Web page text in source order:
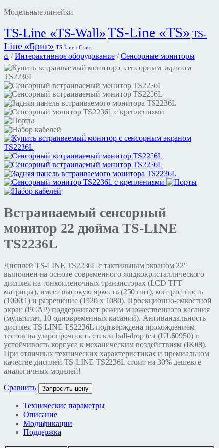
Модельные линейки
TS-Line «TS-Wall»TS-Line «TS» TS-
Line «Бриг» TS-Line «Скат»
⌂ /Интерактивное оборудование /Сенсорные мониторы
Встраиваемый сенсорный
монитор 22 дюйма TS-LINE
TS2236L
Дисплей TS-LINE TS2236L с тактильным экраном 22″
выполнен на основе современного жидкокристаллического
дисплея на тонкопленочных транзисторах (LCD TFT
матрицы), имеет высокую яркость (250 нит), контрастность
(1000:1) и разрешение (1920 х 1080). Проекционно-емкостной
экран (PCAP) поддерживает режим множественного касания
(мультитач, 10 одновременных касаний). Антивандальность
дисплея TS-LINE TS2236L подтверждена прохождением
тестов на ударопрочность стекла ball-drop test (UL60950) и
устойчивость корпуса к механическим воздействиям (IK08).
При отличных технических характеристиках и премиальном
качестве дисплей TS-LINE TS2236L стоит на 30% дешевле
аналогичных моделей!
Сравнить
Запросить цену
Технические параметры
Описание
Модификации
Поддержка